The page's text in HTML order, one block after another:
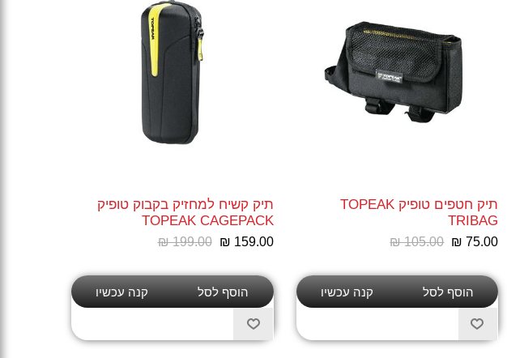
תיק חטפים טופיק TOPEAK
TRIBAG
₪ 105.00 ₪ 75.00
תיק קשיח למחזיק בקבוק טופיק
TOPEAK CAGEPACK
₪ 199.00 ₪ 159.00